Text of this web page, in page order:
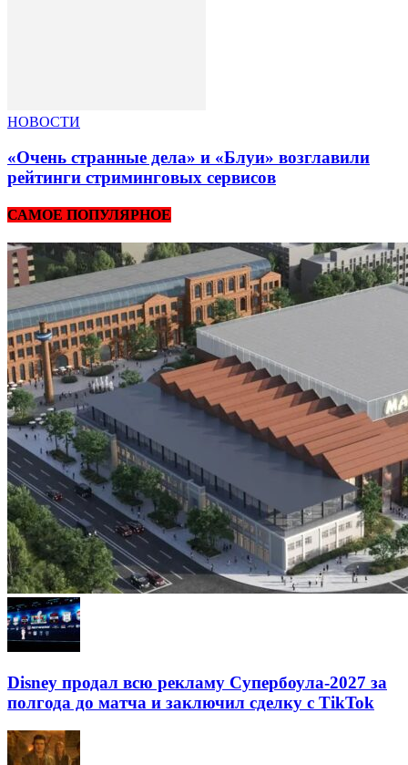
НОВОСТИ
«Очень странные дела» и «Блуи» возглавили
рейтинги стриминговых сервисов
САМОЕ ПОПУЛЯРНОЕ
Disney продал всю рекламу Супербоула-2027 за
полгода до матча и заключил сделку с TikTok